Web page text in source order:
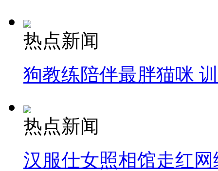
热点新闻
狗教练陪伴最胖猫咪
热点新闻
汉服仕女照相馆走红网